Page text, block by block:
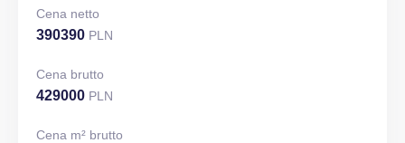
Cena netto
390390 PLN
Cena brutto
429000 PLN
Cena m² brutto